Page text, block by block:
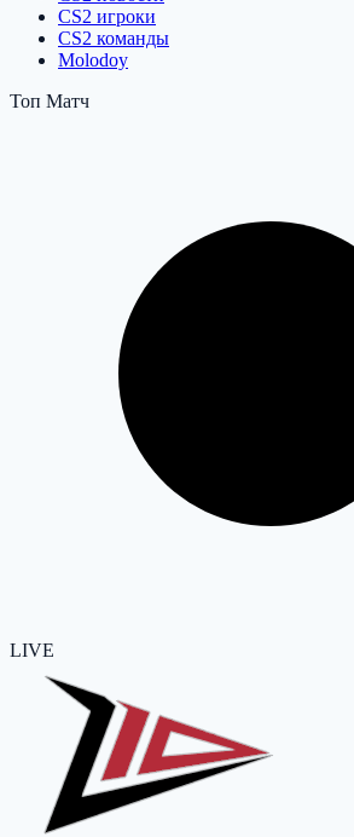
CS2 игроки
CS2 команды
Molodoy
Топ Матч
LIVE